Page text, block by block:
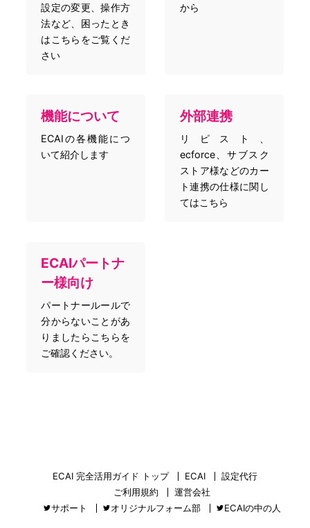
設定の変更、操作方
法など、困ったとき
はこちらをご覧くだ
さい
から
機能について
ECAIの各機能につ
いて紹介します
外部連携
リピスト、
ecforce、サブスク
ストア様などのカー
ト連携の仕様に関し
てはこちら
ECAIパートナ
ー様向け
パートナールールで
分からないことがあ
りましたらこちらを
ご確認ください。
ECAI 完全活用ガイド トップ ECAI
設定代行
ご利用規約
運営会社
サポート
オリジナルフォーム部 ECAIの中の人